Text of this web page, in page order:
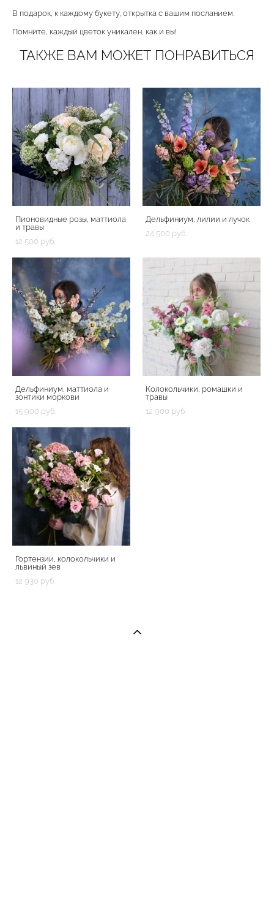
В подарок, к каждому букету, открытка с вашим посланием.
Помните, каждый цветок уникален, как и вы!
ТАКЖЕ ВАМ МОЖЕТ ПОНРАВИТЬСЯ
Пионовидные розы, маттиола
и травы
12 500 pуб.
Дельфиниум, лилии и лучок
24 500 pуб.
Дельфиниум, маттиола и
зонтики моркови
15 900 pуб.
Колокольчики, ромашки и
травы
12 900 pуб.
Гортензии, колокольчики и
львиный зев
12 930 pуб.